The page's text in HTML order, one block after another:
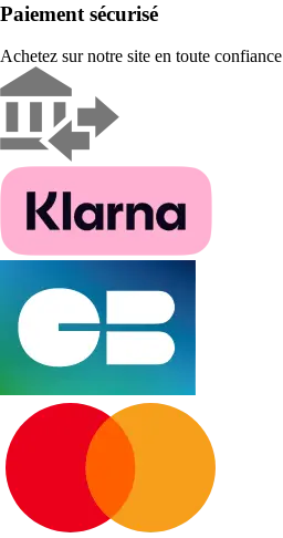
Paiement sécurisé
Achetez sur notre site en toute confiance